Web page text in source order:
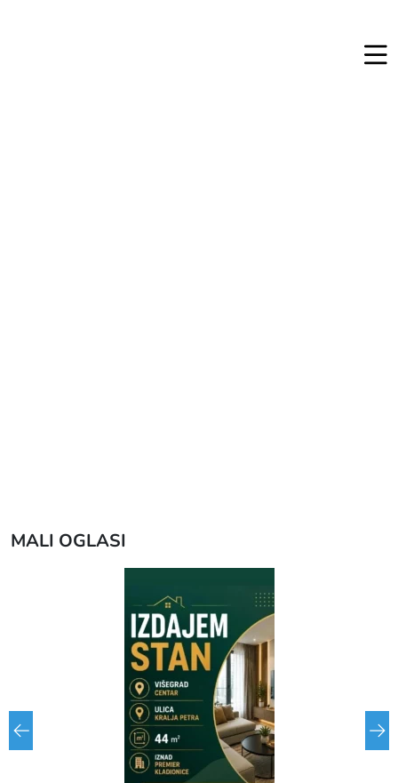
MALI OGLASI